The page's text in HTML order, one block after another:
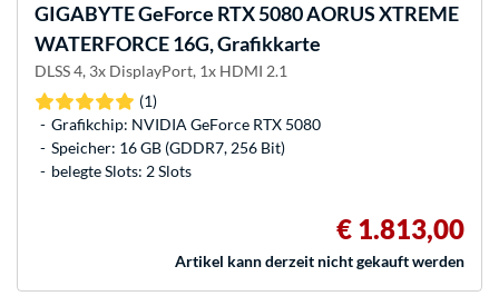
GIGABYTEGeForce RTX 5080 AORUS XTREME
WATERFORCE 16G, Grafikkarte
DLSS 4, 3x DisplayPort, 1x HDMI 2.1
(1)
Grafikchip: NVIDIA GeForce RTX 5080
Speicher: 16 GB (GDDR7, 256 Bit)
belegte Slots: 2 Slots
€ 1.813,00
Artikel kann derzeit nicht gekauft werden